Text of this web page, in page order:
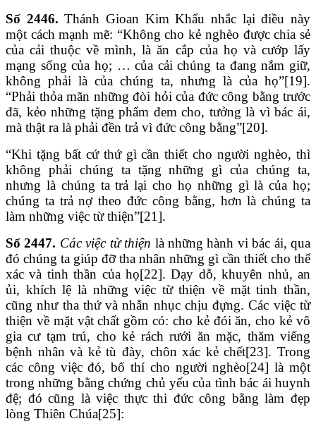
Số 2446.Thánh Gioan Kim Khẩu nhắc lại điều này
một cách mạnh mẽ: “Không cho kẻ nghèo được chia sẻ
của cải thuộc về mình, là ăn cắp của họ và cướp lấy
mạng sống của họ; … của cải chúng ta đang nắm giữ,
không phải là của chúng ta, nhưng là của họ”[19].
“Phải thỏa mãn những đòi hỏi của đức công bằng trước
đã, kẻo những tặng phẩm đem cho, tưởng là vì bác ái,
mà thật ra là phải đền trả vì đức công bằng”[20].
“Khi tặng bất cứ thứ gì cần thiết cho người nghèo, thì
không phải chúng ta tặng những gì của chúng ta,
nhưng là chúng ta trả lại cho họ những gì là của họ;
chúng ta trả nợ theo đức công bằng, hơn là chúng ta
làm những việc từ thiện”[21].
Số 2447. Các việc từ thiện là những hành vi bác ái, qua
đó chúng ta giúp đỡ tha nhân những gì cần thiết cho thể
xác và tinh thần của họ[22]. Dạy dỗ, khuyên nhủ, an
ủi, khích lệ là những việc từ thiện về mặt tinh thần,
cũng như tha thứ và nhẫn nhục chịu đựng. Các việc từ
thiện về mặt vật chất gồm có: cho kẻ đói ăn, cho kẻ vô
gia cư tạm trú, cho kẻ rách rưới ăn mặc, thăm viếng
bệnh nhân và kẻ tù đày, chôn xác kẻ chết[23]. Trong
các công việc đó, bố thí cho người nghèo[24] là một
trong những bằng chứng chủ yếu của tình bác ái huynh
đệ; đó cũng là việc thực thi đức công bằng làm đẹp
lòng Thiên Chúa[25]: